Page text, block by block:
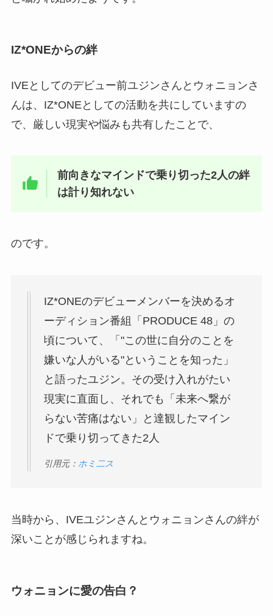
IZ*ONEからの絆
IVEとしてのデビュー前ユジンさんとウォニョンさ
んは、IZ*ONEとしての活動を共にしていますの
で、厳しい現実や悩みも共有したことで、
前向きなマインドで乗り切った2人の絆
は計り知れない
のです。
IZ*ONEのデビューメンバーを決めるオ
ーディション番組「PRODUCE 48」の
頃について、「"この世に自分のことを
嫌いな人がいる"ということを知った」
と語ったユジン。その受け入れがたい
現実に直面し、それでも「未来へ繋が
らない苦痛はない」と達観したマイン
ドで乗り切ってきた2人
引用元： ホミ二ス
当時から、IVEユジンさんとウォニョンさんの絆が
深いことが感じられますね。
ウォニョンに愛の告白？